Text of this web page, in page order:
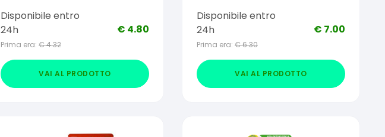
Disponibile entro
24h
Prima era: €4.32
€ 4.80
VAI AL PRODOTTO
Disponibile entro
24h
Prima era: €6.30
€ 7.00
VAI AL PRODOTTO